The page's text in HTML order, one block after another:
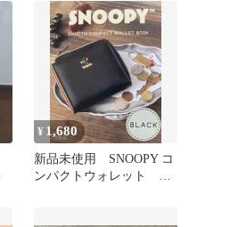
¥ 1,680
新品未使用 SNOOPY コ
ンパクトウォレット 財